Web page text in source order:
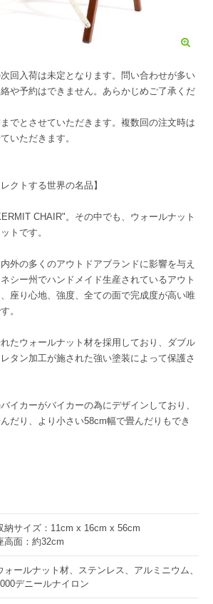
回入荷は未定となります。問い合わせが多い
や予約はできません。あらかじめご了承くだ
でとさせていただきます。複数回の注文時は
いただきます。
クトする世界の名品】
CHAIR"。その中でも、ウォールナット
トです。
外の多くのアウトドアブランドに影響を与え
シー州でハンドメイド生産されているアウト
座り心地、強度、全ての面で完成度が高い唯
。
たウォールナット材を採用しており、ダブル
タン加工が施された強い塗装によって保護さ
イカーがバイカーの為にデザインしており、
だり、より小さい58cm幅で畳んだりもでき
納サイズ：11cm x 16cm x 56cm
高面：約32cm
ォールナット材、ステンレス、アルミニウム、
デニールナイロン